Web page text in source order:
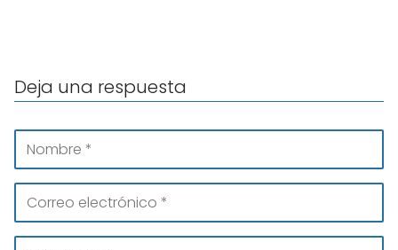
Deja una respuesta